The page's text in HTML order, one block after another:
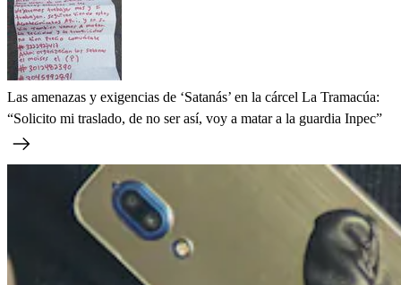
Las amenazas y exigencias de ‘Satanás’ en la cárcel La Tramacúa:
“Solicito mi traslado, de no ser así, voy a matar a la guardia Inpec”